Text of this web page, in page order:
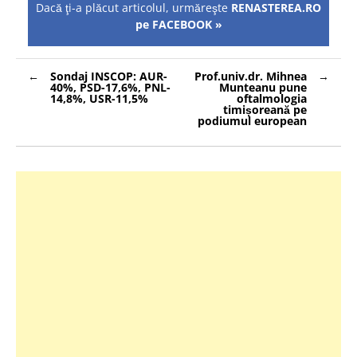
Dacă ţi-a plăcut articolul, urmăreşte RENASTEREA.RO
pe FACEBOOK »
Navigare
în
articole
Sondaj INSCOP: AUR-
40%, PSD-17,6%, PNL-
14,8%, USR-11,5%
Prof.univ.dr. Mihnea
Munteanu pune
oftalmologia
timișoreană pe
podiumul european